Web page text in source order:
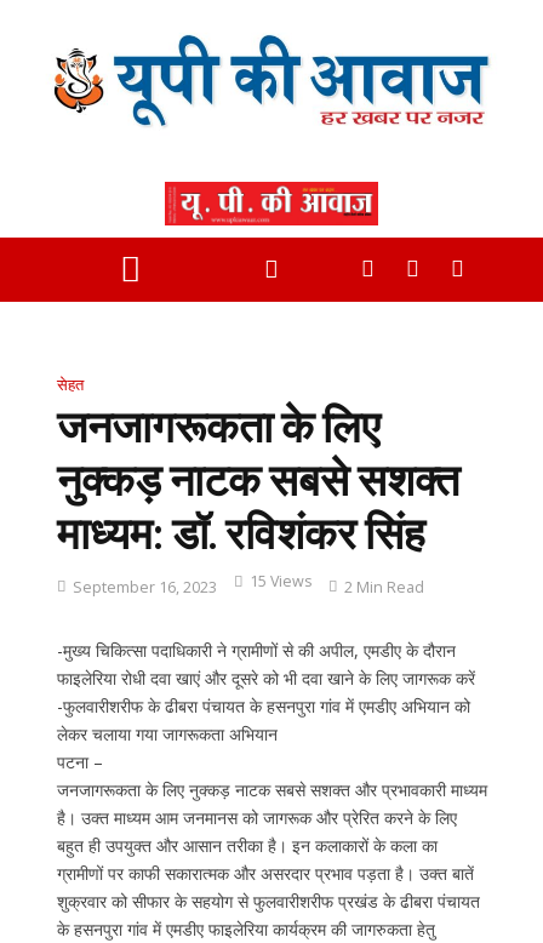
सेहत
जनजागरूकता के लिए
नुक्कड़ नाटक सबसे सशक्त
माध्यम: डॉ. रविशंकर सिंह
September 16, 2023 15 Views 2 Min Read
-मुख्य चिकित्सा पदाधिकारी ने ग्रामीणों से की अपील, एमडीए के दौरान
फाइलेरिया रोधी दवा खाएं और दूसरे को भी दवा खाने के लिए जागरूक करें
-फुलवारीशरीफ के ढीबरा पंचायत के हसनपुरा गांव में एमडीए अभियान को
लेकर चलाया गया जागरूकता अभियान
पटना –
जनजागरूकता के लिए नुक्कड़ नाटक सबसे सशक्त और प्रभावकारी माध्यम
है। उक्त माध्यम आम जनमानस को जागरूक और प्रेरित करने के लिए
बहुत ही उपयुक्त और आसान तरीका है। इन कलाकारों के कला का
ग्रामीणों पर काफी सकारात्मक और असरदार प्रभाव पड़ता है। उक्त बातें
शुक्रवार को सीफार के सहयोग से फुलवारीशरीफ प्रखंड के ढीबरा पंचायत
के हसनपुरा गांव में एमडीए फाइलेरिया कार्यक्रम की जागरुकता हेतु